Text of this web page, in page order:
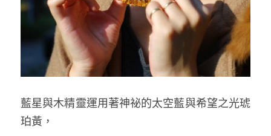
藍星與木精靈運用著神祕的太空藍與希望之光琥
珀黃，